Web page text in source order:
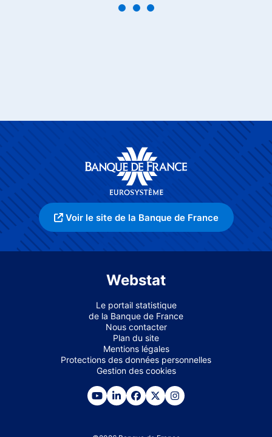
Voir le site de la Banque de France
Webstat
Le portail statistique
de la Banque de France
Nous contacter
Plan du site
Mentions légales
Protections des données personnelles
Gestion des cookies